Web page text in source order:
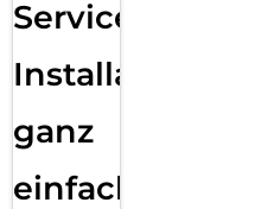
Services
Installation
ganz
einfach